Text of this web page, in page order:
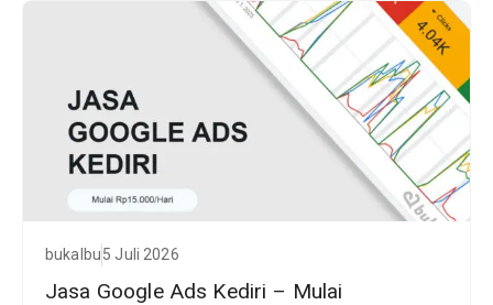
bukalbu5 Juli 2026
Jasa Google Ads Kediri – Mulai